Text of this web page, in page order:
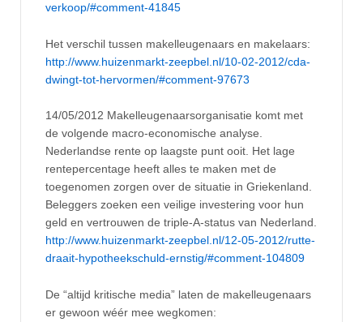
verkoop/#comment-41845
Het verschil tussen makelleugenaars en makelaars:
http://www.huizenmarkt-zeepbel.nl/10-02-2012/cda-
dwingt-tot-hervormen/#comment-97673
14/05/2012 Makelleugenaarsorganisatie komt met
de volgende macro-economische analyse.
Nederlandse rente op laagste punt ooit. Het lage
rentepercentage heeft alles te maken met de
toegenomen zorgen over de situatie in Griekenland.
Beleggers zoeken een veilige investering voor hun
geld en vertrouwen de triple-A-status van Nederland.
http://www.huizenmarkt-zeepbel.nl/12-05-2012/rutte-
draait-hypotheekschuld-ernstig/#comment-104809
De “altijd kritische media” laten de makelleugenaars
er gewoon wéér mee wegkomen: